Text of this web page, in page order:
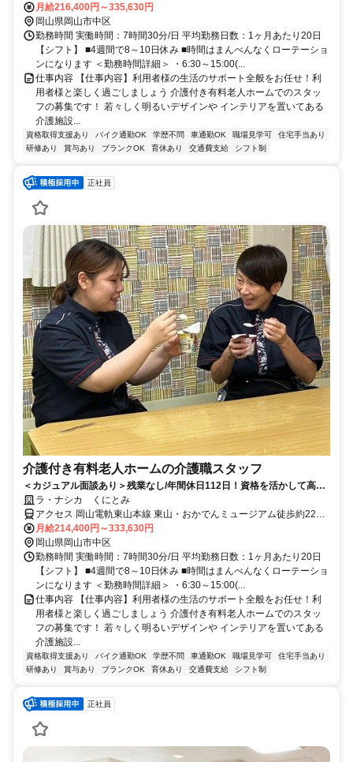
分、岡山電軌東山本線 中納言徒歩約22分、岡山電軌東山本線 門田屋
敷徒歩約23分 ｢岡山駅｣より車で15分＊車・バイク通勤可/駐車場有
月給216,400円～335,630円
岡山県岡山市中区
勤務時間 実働時間：7時間30分/日 平均勤務日数：1ヶ月あたり20日
【シフト】 ■4週間で8～10日休み ■時間はまんべんなくローテーショ
ンになります ＜勤務時間詳細＞ ・6:30～15:00(...
仕事内容 【仕事内容】利用者様の生活のサポート全般をお任せ！利
用者様と楽しく過ごしましょう 介護付き有料老人ホームでのスタッ
フの募集です！ 若々しく明るいデザインや インテリアを置いてある
介護施設...
資格取得支援あり バイク通勤OK 学歴不問 車通勤OK 職場見学可
住宅手当あり
研修あり
賞与あり ブランクOK 育休あり 交通費支給 シフト制
正社員
介護付き有料老人ホームの介護職スタッフ
＜カジュアル面談あり＞残業なし/年間休日112日！資格を活かして高収
入目指せる！賞与は3.2ヶ月分！
ラ・ナシカ くにとみ
アクセス 岡山電軌東山本線 東山・おかでんミュージアム徒歩約22
分、岡山電軌東山本線 中納言徒歩約22分、岡山電軌東山本線 門田屋
敷徒歩約23分 ｢岡山駅｣より車で15分＊車・バイク通勤可/駐車場有
月給214,400円～333,630円
岡山県岡山市中区
勤務時間 実働時間：7時間30分/日 平均勤務日数：1ヶ月あたり20日
【シフト】 ■4週間で8～10日休み ■時間はまんべんなくローテーショ
ンになります ＜勤務時間詳細＞ ・6:30～15:00(...
仕事内容 【仕事内容】利用者様の生活のサポート全般をお任せ！利
用者様と楽しく過ごしましょう 介護付き有料老人ホームでのスタッ
フの募集です！ 若々しく明るいデザインや インテリアを置いてある
介護施設...
資格取得支援あり バイク通勤OK 学歴不問 車通勤OK 職場見学可
住宅手当あり
研修あり
賞与あり ブランクOK 育休あり 交通費支給 シフト制
正社員